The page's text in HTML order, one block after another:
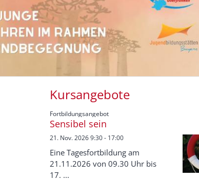
Kursangebote
Fortbildungsangebot:
Sensibel sein
21. Nov. 2026 9:30 - 17:00
Eine Tagesfortbildung am
21.11.2026 von 09.30 Uhr bis
17. ...